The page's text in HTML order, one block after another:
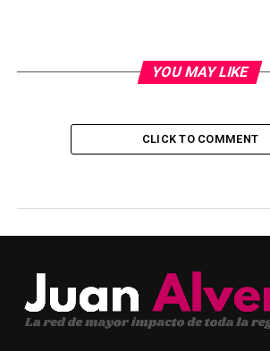
YOU MAY LIKE
CLICK TO COMMENT